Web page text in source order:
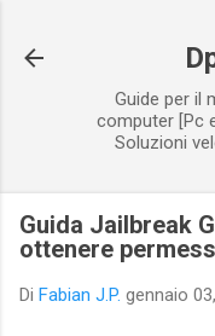
Guide per il
computer [Pc
Soluzioni
Guida Jailbreak
ottenere
Di Fabian J.P. gennaio